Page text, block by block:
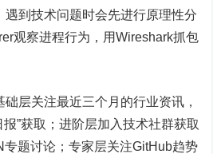
到技术问题时会先进行原理性分
观察进程行为，用Wireshark抓包
层关注最近三个月的行业资讯，
”获取；进阶层加入技术社群获取
题讨论；专家层关注GitHub趋势